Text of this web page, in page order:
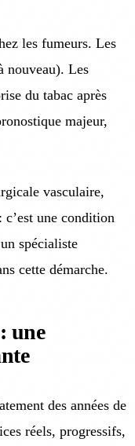
les fumeurs. Les
nouveau). Les
du tabac après
majeur,
vasculaire,
c’est une condition
spécialiste
cette démarche.
une
des années de
réels, progressifs,